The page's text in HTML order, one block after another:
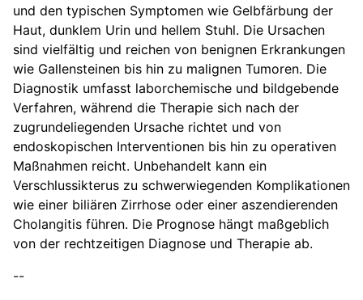
und den typischen Symptomen wie Gelbfärbung der
Haut, dunklem Urin und hellem Stuhl. Die Ursachen
sind vielfältig und reichen von benignen Erkrankungen
wie Gallensteinen bis hin zu malignen Tumoren. Die
Diagnostik umfasst laborchemische und bildgebende
Verfahren, während die Therapie sich nach der
zugrundeliegenden Ursache richtet und von
endoskopischen Interventionen bis hin zu operativen
Maßnahmen reicht. Unbehandelt kann ein
Verschlussikterus zu schwerwiegenden Komplikationen
wie einer biliären Zirrhose oder einer aszendierenden
Cholangitis führen. Die Prognose hängt maßgeblich
von der rechtzeitigen Diagnose und Therapie ab.
--